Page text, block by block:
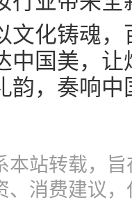
文化铸魂
中国美，
韵，奏响
本站转载，
、消费建议